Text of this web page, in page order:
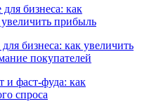
бизнеса: как
прибыль
бизнеса: как увеличить
покупателей
и фаст-фуда: как
спроса